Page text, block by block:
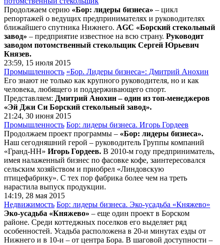
Продолжаем серию «Бор: лидеры бизнеса» – цикл
репортажей о ведущих предпринимателях и руководителях
ближайшего спутника Нижнего. AGC «Борский стекольный
завод» – предприятие известное на всю страну. Руководит
заводом потомственный стекольщик Сергей Юрьевич
Князев.
23:59, 15 июля 2015
Промышленность «Бор. Лидеры бизнеса»: Дмитрий Анохин
Его знают не только как крупного руководителя, но и как
человека, любящего и поддерживающего спорт.
Представляем: Дмитрий Анохин – один из топ-менеджеров
«Эй Джи Си Борский стекольный завод».
21:24, 30 июня 2015
Промышленность Бор: лидеры бизнеса. Игорь Гордеев
Продолжаем проект программы – «Бор: лидеры бизнеса».
Наш сегодняшний герой – руководитель Группы компаний
«Гранд-НН» Игорь Гордеев. В 2010-м году предприниматель,
имея налаженный бизнес по фасовке кофе, заинтересовался
сельским хозяйством и приобрел «Линдовскую
птицефабрику». С тех пор фабрика более чем на треть
нарастила выпуск продукции.
14:19, 28 мая 2015
Недвижимость Бор: лидеры бизнеса. Эко-усадьба «Княжево»
Эко-усадьба «Княжево» – еще один проект в Борском
районе. Среди коттеджных поселков его выделяет ряд
особенностей. Усадьба расположена в 20-и минутах езды от
Нижнего и в 10-и – от центра Бора. В шаговой доступности –